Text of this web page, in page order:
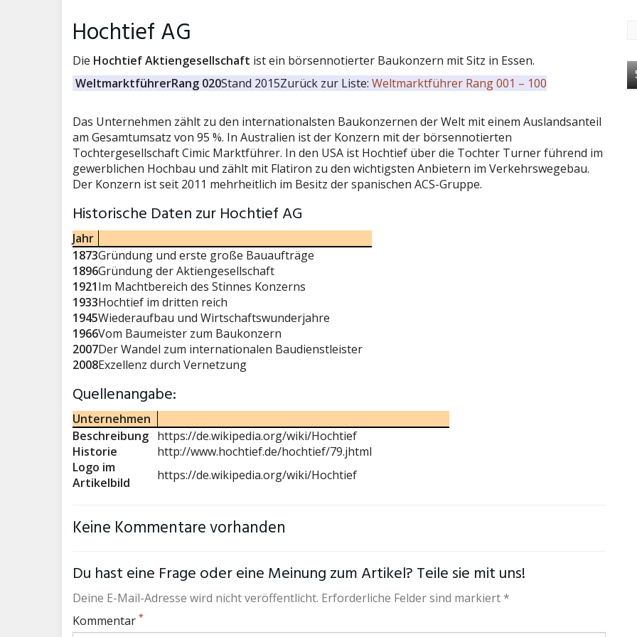
Hochtief AG
Die Hochtief Aktiengesellschaft ist ein börsennotierter Baukonzern mit Sitz in Essen.
WeltmarktführerRang 020Stand 2015Zurück zur Liste: Weltmarktführer Rang 001 – 100
Das Unternehmen zählt zu den internationalsten Baukonzernen der Welt mit einem Auslandsanteil
am Gesamtumsatz von 95 %. In Australien ist der Konzern mit der börsennotierten
Tochtergesellschaft Cimic Marktführer. In den USA ist Hochtief über die Tochter Turner führend im
gewerblichen Hochbau und zählt mit Flatiron zu den wichtigsten Anbietern im Verkehrswegebau.
Der Konzern ist seit 2011 mehrheitlich im Besitz der spanischen ACS-Gruppe.
Historische Daten zur Hochtief AG
Jahr
1873Gründung und erste große Bauaufträge
1896Gründung der Aktiengesellschaft
1921Im Machtbereich des Stinnes Konzerns
1933Hochtief im dritten reich
1945Wiederaufbau und Wirtschaftswunderjahre
1966Vom Baumeister zum Baukonzern
2007Der Wandel zum internationalen Baudienstleister
2008Exzellenz durch Vernetzung
Quellenangabe:
Unternehmen
Beschreibung https://de.wikipedia.org/wiki/Hochtief
Historie
http://www.hochtief.de/hochtief/79.jhtml
Logo im
Artikelbild
https://de.wikipedia.org/wiki/Hochtief
Keine Kommentare vorhanden
Du hast eine Frage oder eine Meinung zum Artikel? Teile sie mit uns!
Deine E-Mail-Adresse wird nicht veröffentlicht. Erforderliche Felder sind markiert *
Kommentar *